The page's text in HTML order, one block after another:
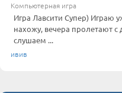
Компьютерная игра
Игра Лавсити Супер) Играю
нахожу, вечера пролетают с
слушаем ...
ивив